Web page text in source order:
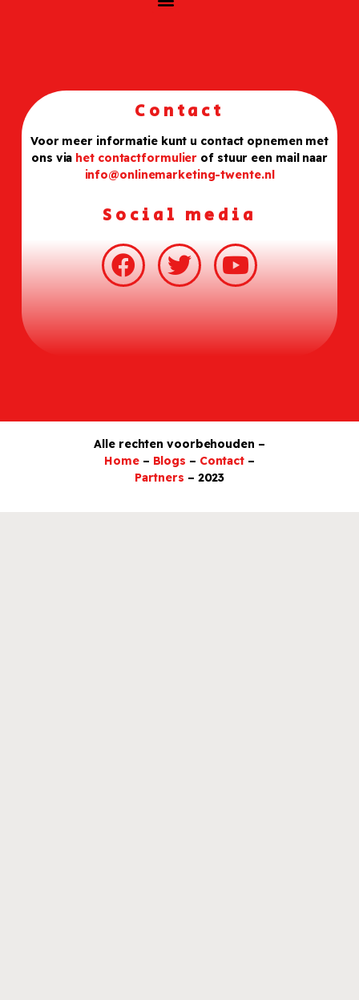
Contact
Voor meer informatie kunt u contact opnemen met
ons via het contactformulier of stuur een mail naar
info@onlinemarketing-twente.nl
Social media
Alle rechten voorbehouden –
Home– Blogs – Contact –
Partners – 2023